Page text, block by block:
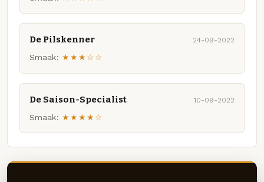
De Pilskenner 24-09-2022
Smaak: ★★★☆☆
De Saison-Specialist 10-09-2022
Smaak: ★★★★☆